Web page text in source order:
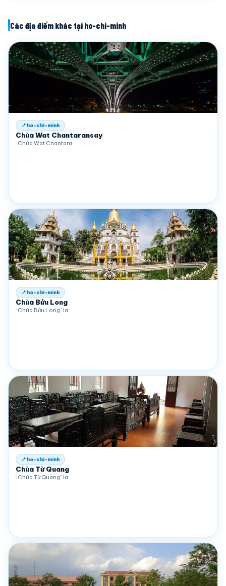
Các địa điểm khác tại ho-chi-minh
📍 ho-chi-minh
Chùa Wat Chantaransay
“Chùa Wat Chantara…
📍 ho-chi-minh
Chùa Bửu Long
“Chùa Bửu Long” la…
📍 ho-chi-minh
Chùa Từ Quang
“Chùa Từ Quang” la…